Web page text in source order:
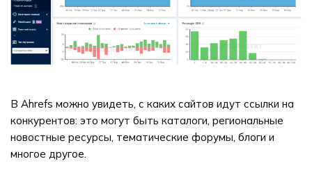
В Ahrefs можно увидеть, с каких сайтов идут ссылки на
конкурентов: это могут быть каталоги, региональные
новостные ресурсы, тематические форумы, блоги и
многое другое.